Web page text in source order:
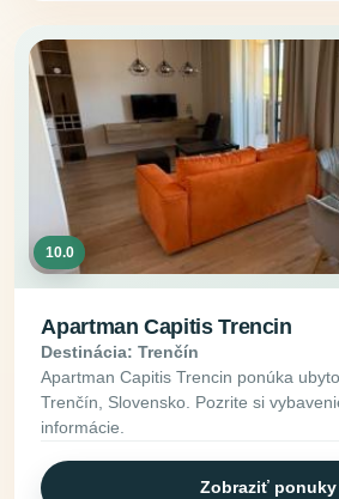
10.0
Apartman Capitis Trencin
Destinácia: Trenčín
Apartman Capitis Trencin ponúka
Trenčín, Slovensko. Pozrite si
informácie.
Zobraziť ponuky